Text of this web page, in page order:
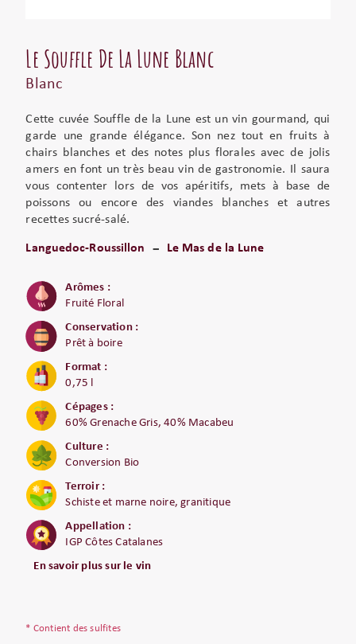
Le Souffle De La Lune Blanc
Blanc
Cette cuvée Souffle de la Lune est un vin gourmand, qui
garde une grande élégance. Son nez tout en fruits à
chairs blanches et des notes plus florales avec de jolis
amers en font un très beau vin de gastronomie. Il saura
vous contenter lors de vos apéritifs, mets à base de
poissons ou encore des viandes blanches et autres
recettes sucré-salé.
Languedoc-Roussillon Le Mas de la Lune
Arômes :
Fruité Floral
Conservation :
Prêt à boire
Format :
0,75 l
Cépages :
60% Grenache Gris, 40% Macabeu
Culture :
Conversion Bio
Terroir :
Schiste et marne noire, granitique
Appellation :
IGP Côtes Catalanes
En savoir plus sur le vin
* Contient des sulfites